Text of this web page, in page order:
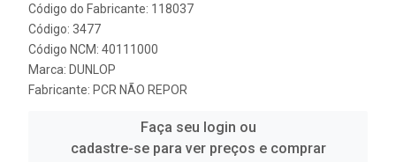
Código do Fabricante: 118037
Código: 3477
Código NCM: 40111000
Marca: DUNLOP
Fabricante: PCR NÃO REPOR
Faça seu login ou
cadastre-se para ver preços e comprar